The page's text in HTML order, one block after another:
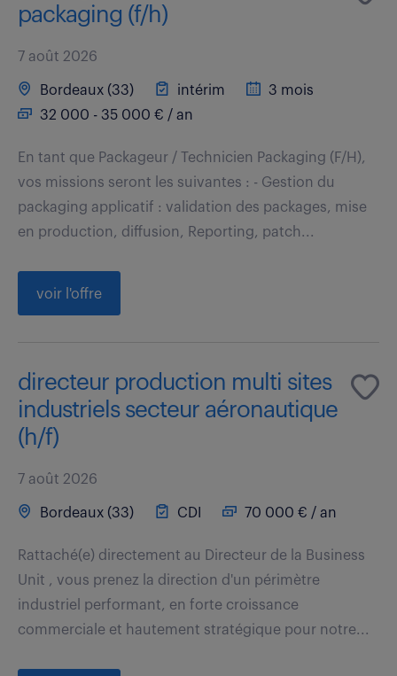
packaging (f/h)
7 août 2026
Bordeaux (33) intérim
3 mois
32 000 - 35 000 € / an
En tant que Packageur / Technicien Packaging (F/H),
vos missions seront les suivantes : - Gestion du
packaging applicatif : validation des packages, mise
en production, diffusion, Reporting, patch...
voir l'offre
directeur production multi sites
industriels secteur aéronautique
(h/f)
7 août 2026
Bordeaux (33) CDI 70 000 € / an
Rattaché(e) directement au Directeur de la Business
Unit , vous prenez la direction d'un périmètre
industriel performant, en forte croissance
commerciale et hautement stratégique pour notre...